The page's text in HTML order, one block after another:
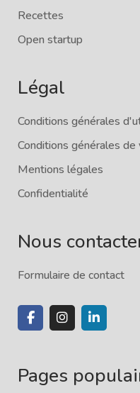
Recettes
Open startup
Légal
Conditions générales
Conditions générales de
Mentions légales
Confidentialité
Nous
Formulaire de contact
Pages